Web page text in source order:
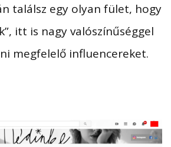
találsz egy olyan fület, hogy
itt is nagy valószínűséggel
megfelelő influencereket.